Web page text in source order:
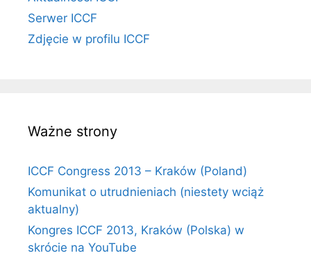
Serwer ICCF
Zdjęcie w profilu ICCF
Ważne strony
ICCF Congress 2013 – Kraków (Poland)
Komunikat o utrudnieniach (niestety wciąż
aktualny)
Kongres ICCF 2013, Kraków (Polska) w
skrócie na YouTube